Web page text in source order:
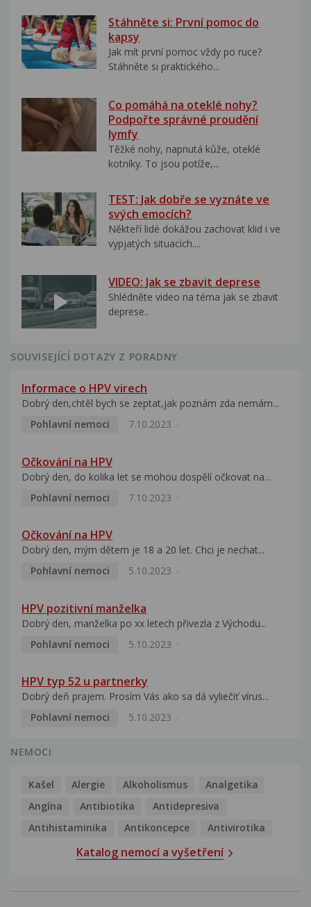
Stáhněte si: První pomoc do
kapsy
Jak mít první pomoc vždy po ruce?
Stáhněte si praktického...
Co pomáhá na oteklé nohy?
Podpořte správné proudění
lymfy
Těžké nohy, napnutá kůže, oteklé
kotníky. To jsou potíže,...
TEST: Jak dobře se vyznáte ve
svých emocích?
Někteří lidé dokážou zachovat klid i ve
vypjatých situacích....
VIDEO: Jak se zbavit deprese
Shlédněte video na téma jak se zbavit
deprese..
SOUVISEJÍCÍ DOTAZY Z PORADNY
Informace o HPV virech
Dobrý den,chtěl bych se zeptat,jak poznám zda nemám...
Pohlavní nemoci
7.10.2023
Očkování na HPV
Dobrý den, do kolika let se mohou dospělí očkovat na...
Pohlavní nemoci
7.10.2023
Očkování na HPV
Dobrý den, mým dětem je 18 a 20 let. Chci je nechat...
Pohlavní nemoci
5.10.2023
HPV pozitivní manželka
Dobrý den, manželka po xx letech přivezla z Východu...
Pohlavní nemoci
5.10.2023
HPV typ 52 u partnerky
Dobrý deň prajem. Prosím Vás ako sa dá vyliečiť vírus...
Pohlavní nemoci
5.10.2023
NEMOCI
Kašel Alergie Alkoholismus
Analgetika
Angína
Antibiotika
Antidepresiva
Antihistaminika
Antikoncepce Antivirotika
Katalog nemocí a vyšetření